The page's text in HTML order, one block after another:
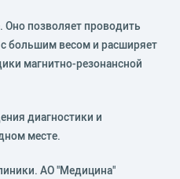
Оно позволяет проводить
большим весом и расширяет
магнитно-резонансной
диагностики и
месте.
АО "Медицина"